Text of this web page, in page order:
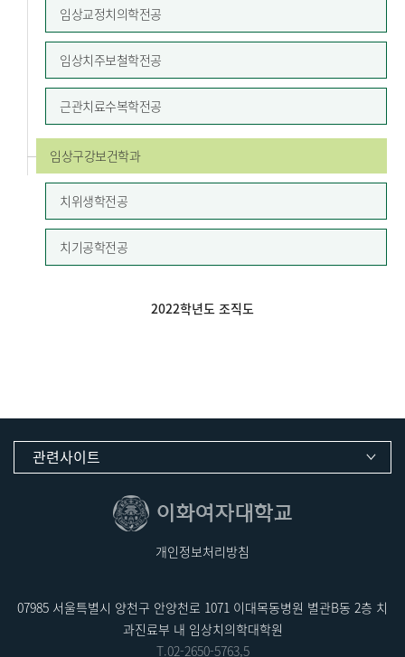
임상교정치의학전공
임상치주보철학전공
근관치료수복학전공
임상구강보건학과
치위생학전공
치기공학전공
2022학년도 조직도
관련사이트
개인정보처리방침
07985 서울특별시 양천구 안양천로 1071 이대목동병원 별관B동 2층 치
과진료부 내 임상치의학대학원
T.02-2650-5763,5